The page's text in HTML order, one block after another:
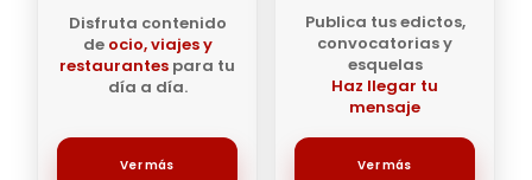
Disfruta contenido
de ocio, viajes y
restaurantes para tu
día a día.
Ver más
Publica tus edictos,
convocatorias y
esquelas
Haz llegar tu
mensaje
Ver más